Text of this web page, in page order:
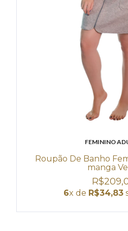
FEMININO
Roupão De Banho
manga
6x de R$34,83